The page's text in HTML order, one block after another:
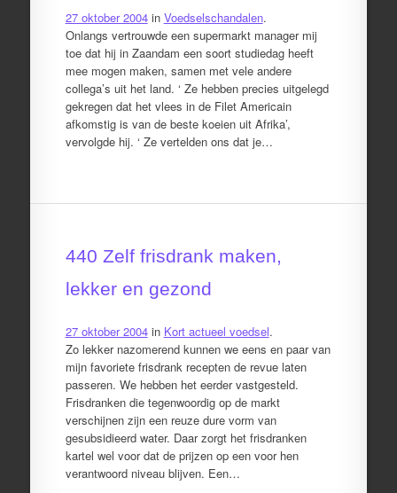
27 oktober 2004in Voedselschandalen.
Onlangs vertrouwde een supermarkt manager mij
toe dat hij in Zaandam een soort studiedag heeft
mee mogen maken, samen met vele andere
collega’s uit het land. ‘ Ze hebben precies uitgelegd
gekregen dat het vlees in de Filet Americain
afkomstig is van de beste koeien uit Afrika’,
vervolgde hij. ‘ Ze vertelden ons dat je…
440 Zelf frisdrank maken,
lekker en gezond
27 oktober 2004in Kort actueel voedsel.
Zo lekker nazomerend kunnen we eens en paar van
mijn favoriete frisdrank recepten de revue laten
passeren. We hebben het eerder vastgesteld.
Frisdranken die tegenwoordig op de markt
verschijnen zijn een reuze dure vorm van
gesubsidieerd water. Daar zorgt het frisdranken
kartel wel voor dat de prijzen op een voor hen
verantwoord niveau blijven. Een…